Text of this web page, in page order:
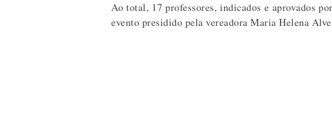
Ao total, 17 professores, indicados e aprovados
evento presidido pela vereadora Maria Helena